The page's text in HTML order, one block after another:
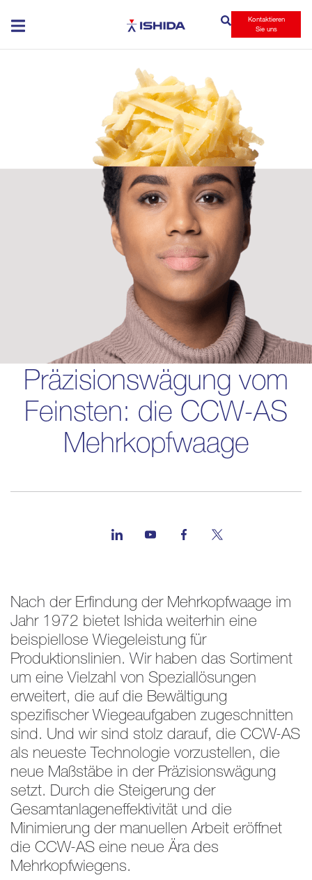
Kontaktieren
Sie uns
Präzisionswägung vom
Feinsten: die CCW-AS
Mehrkopfwaage
Nach der Erfindung der Mehrkopfwaage im
Jahr 1972 bietet Ishida weiterhin eine
beispiellose Wiegeleistung für
Produktionslinien. Wir haben das Sortiment
um eine Vielzahl von Speziallösungen
erweitert, die auf die Bewältigung
spezifischer Wiegeaufgaben zugeschnitten
sind. Und wir sind stolz darauf, die CCW-AS
als neueste Technologie vorzustellen, die
neue Maßstäbe in der Präzisionswägung
setzt. Durch die Steigerung der
Gesamtanlageneffektivität und die
Minimierung der manuellen Arbeit eröffnet
die CCW-AS eine neue Ära des
Mehrkopfwiegens.